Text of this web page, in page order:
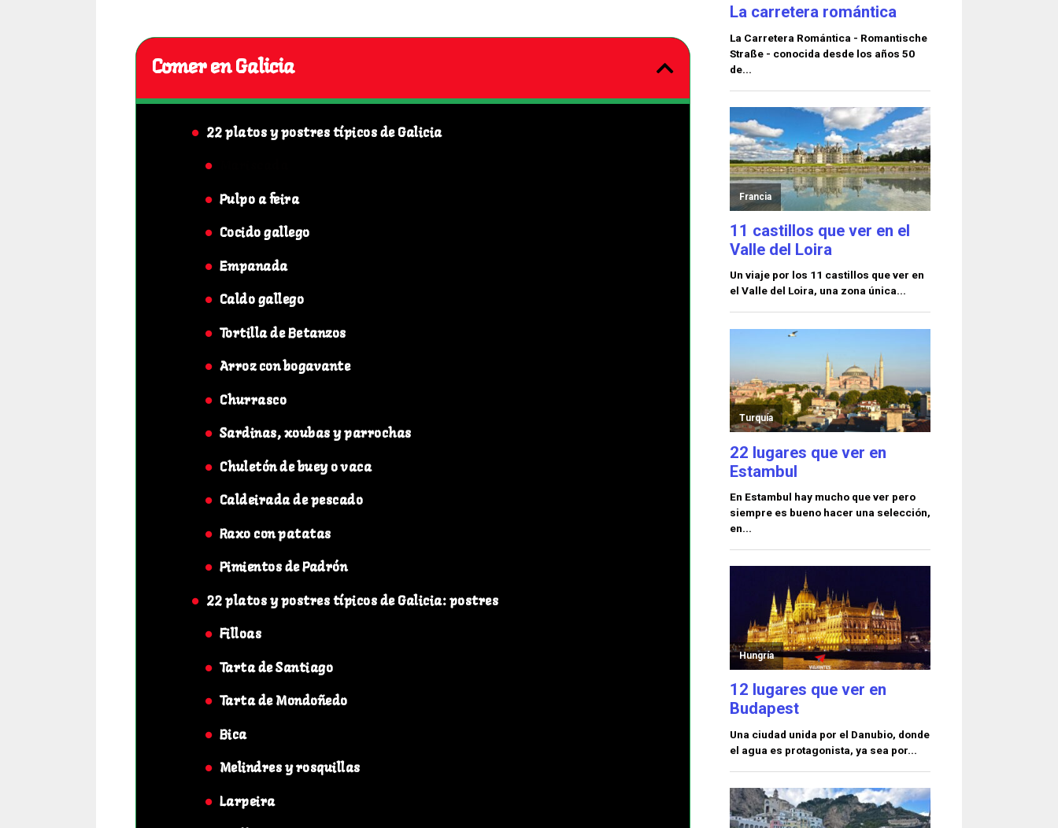
Comer en Galicia
22 platos y postres típicos de Galicia
Pulpo a feira
Cocido gallego
Empanada
Caldo gallego
Tortilla de Betanzos
Arroz con bogavante
Churrasco
Sardinas, xoubas y parrochas
Chuletón de buey o vaca
Caldeirada de pescado
Raxo con patatas
Pimientos de Padrón
22 platos y postres típicos de Galicia: postres
Filloas
Tarta de Santiago
Tarta de Mondoñedo
Bica
Melindres y rosquillas
Larpeira